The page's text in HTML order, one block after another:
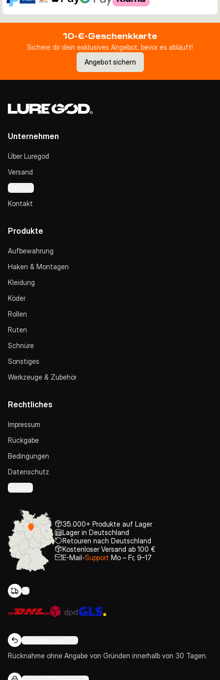
10-€-Geschenkkarte
Sichere dir dein exklusives Angebot, bevor es abläuft!
Angebot sichern
Unternehmen
Über Luregod
Versand
Zahlung
Kontakt
Produkte
Aufbewahrung
Haken & Montagen
Kleidung
Köder
Rollen
Ruten
Schnüre
Sonstiges
Werkzeuge & Zubehör
Rechtliches
Impressum
Rückgabe
Bedingungen
Datenschutz
Cookies
35.000+ Produkte auf Lager
Lager in Deutschland
Retouren nach Deutschland
Kostenloser Versand ab 100 €
E-Mail-Support Mo – Fr, 9–17
Rückgaberecht
Rücknahme ohne Angabe von Gründen innerhalb von 30 Tagen.